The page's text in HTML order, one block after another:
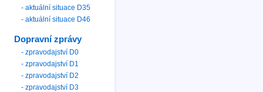
- aktuální situace D35
- aktuální situace D46
Dopravní zprávy
- zpravodajství D0
- zpravodajství D1
- zpravodajství D2
- zpravodajství D3